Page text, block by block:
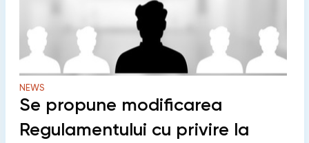
NEWS
Se propune modificarea
Regulamentului cu privire la